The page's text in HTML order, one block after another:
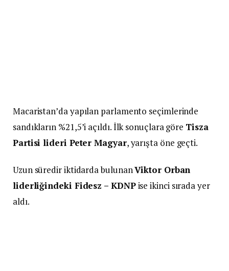
Macaristan’da yapılan parlamento seçimlerinde
sandıkların %21,5’i açıldı. İlk sonuçlara göre Tisza
Partisi lideri Peter Magyar, yarışta öne geçti.
Uzun süredir iktidarda bulunanViktor Orban
liderliğindeki Fidesz – KDNPise ikinci sırada yer
aldı.